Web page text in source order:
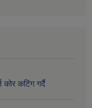
कोर कटिंग गर्दै